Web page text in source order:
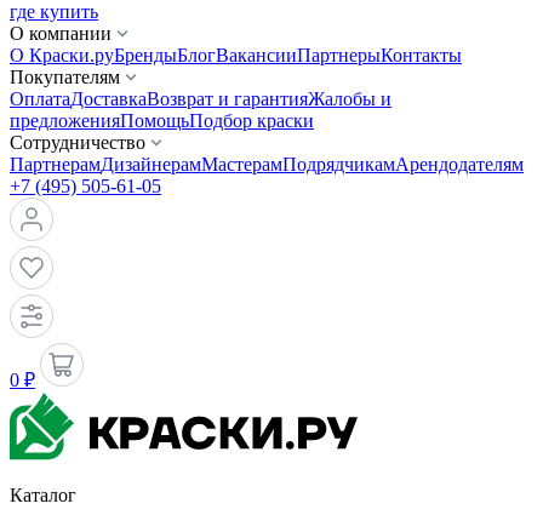
где купить
О компании
О Краски.руБрендыБлогВакансииПартнерыКонтакты
Покупателям
ОплатаДоставкаВозврат и гарантияЖалобы и
предложенияПомощьПодбор краски
Сотрудничество
ПартнерамДизайнерамМастерамПодрядчикамАрендодателям
+7 (495) 505-61-05
0 ₽
Каталог